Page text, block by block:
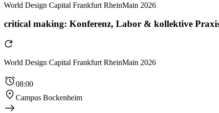
World Design Capital Frankfurt RheinMain 2026
critical making: Konferenz, Labor & kollektive
World Design Capital Frankfurt RheinMain 2026
08:00
Campus Bockenheim